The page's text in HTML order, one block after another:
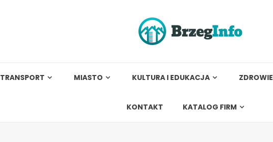
TRANSPORT MIASTO KULTURA I EDUKACJA ZDROWIE
KONTAKT KATALOG FIRM